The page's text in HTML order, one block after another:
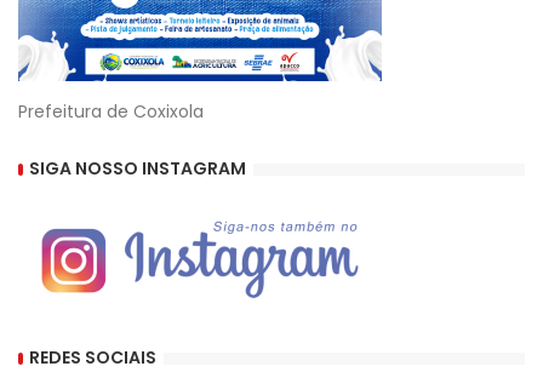
Prefeitura de Coxixola
SIGA NOSSO INSTAGRAM
REDES SOCIAIS